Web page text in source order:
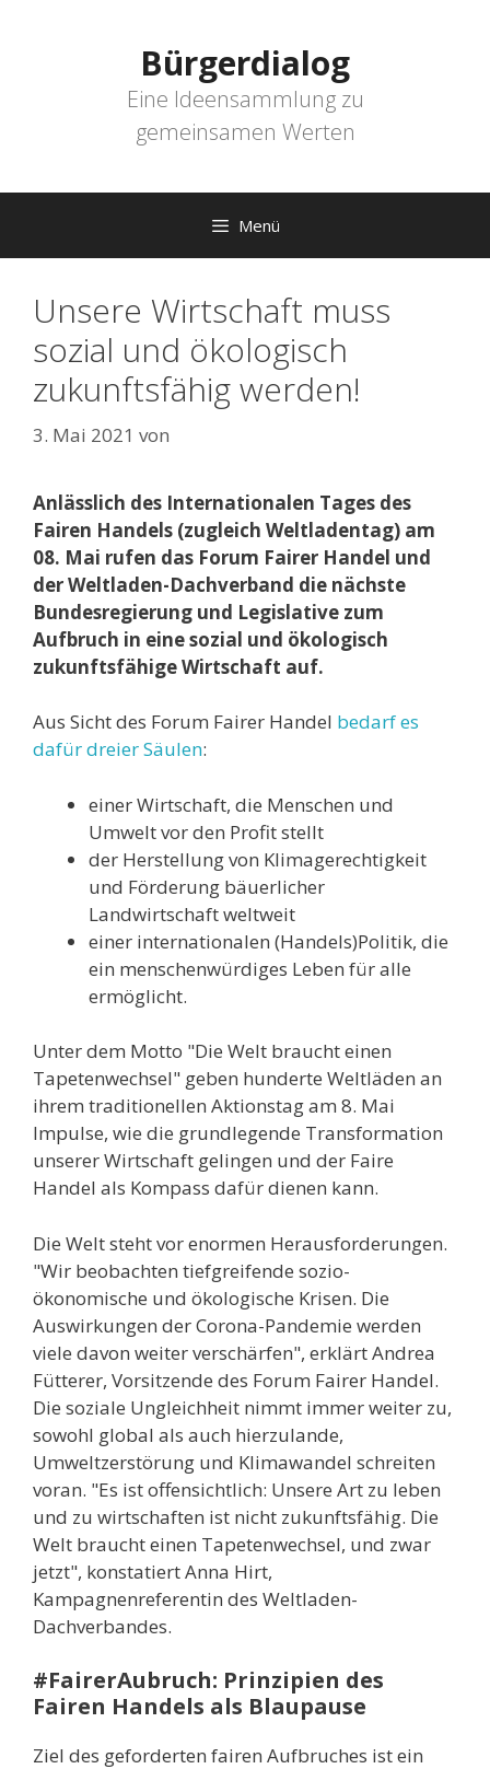
Bürgerdialog
Eine Ideensammlung zu
gemeinsamen Werten
Menü
Unsere Wirtschaft muss
sozial und ökologisch
zukunftsfähig werden!
3. Mai 2021 von
Anlässlich des Internationalen Tages des
Fairen Handels (zugleich Weltladentag) am
08. Mai rufen das Forum Fairer Handel und
der Weltladen-Dachverband die nächste
Bundesregierung und Legislative zum
Aufbruch in eine sozial und ökologisch
zukunftsfähige Wirtschaft auf.
Aus Sicht des Forum Fairer Handel bedarf es
dafür dreier Säulen:
einer Wirtschaft, die Menschen und
Umwelt vor den Profit stellt
der Herstellung von Klimagerechtigkeit
und Förderung bäuerlicher
Landwirtschaft weltweit
einer internationalen (Handels)Politik, die
ein menschenwürdiges Leben für alle
ermöglicht.
Unter dem Motto "Die Welt braucht einen
Tapetenwechsel" geben hunderte Weltläden an
ihrem traditionellen Aktionstag am 8. Mai
Impulse, wie die grundlegende Transformation
unserer Wirtschaft gelingen und der Faire
Handel als Kompass dafür dienen kann.
Die Welt steht vor enormen Herausforderungen.
"Wir beobachten tiefgreifende sozio-
ökonomische und ökologische Krisen. Die
Auswirkungen der Corona-Pandemie werden
viele davon weiter verschärfen", erklärt Andrea
Fütterer, Vorsitzende des Forum Fairer Handel.
Die soziale Ungleichheit nimmt immer weiter zu,
sowohl global als auch hierzulande,
Umweltzerstörung und Klimawandel schreiten
voran. "Es ist offensichtlich: Unsere Art zu leben
und zu wirtschaften ist nicht zukunftsfähig. Die
Welt braucht einen Tapetenwechsel, und zwar
jetzt", konstatiert Anna Hirt,
Kampagnenreferentin des Weltladen-
Dachverbandes.
#FairerAubruch: Prinzipien des
Fairen Handels als Blaupause
Ziel des geforderten fairen Aufbruches ist ein